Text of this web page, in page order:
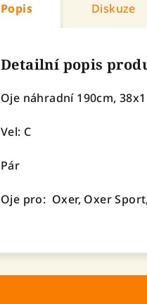
Popis Diskuze
Detailní popis
Oje náhradní 190cm,
Vel: C
Pár
Oje pro: Oxer, Oxer